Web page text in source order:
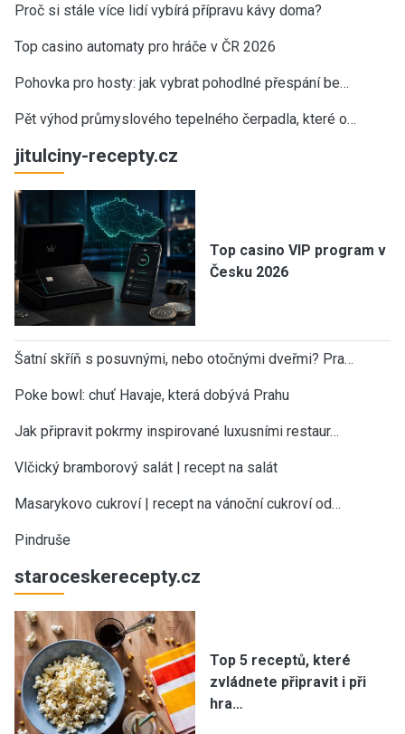
Proč si stále více lidí vybírá přípravu kávy doma?
Top casino automaty pro hráče v ČR 2026
Pohovka pro hosty: jak vybrat pohodlné přespání be…
Pět výhod průmyslového tepelného čerpadla, které o…
jitulciny-recepty.cz
Top casino VIP program v
Česku 2026
Šatní skříň s posuvnými, nebo otočnými dveřmi? Pra…
Poke bowl: chuť Havaje, která dobývá Prahu
Jak připravit pokrmy inspirované luxusními restaur…
Vlčický bramborový salát | recept na salát
Masarykovo cukroví | recept na vánoční cukroví od…
Pindruše
staroceskerecepty.cz
Top 5 receptů, které
zvládnete připravit i při
hra…